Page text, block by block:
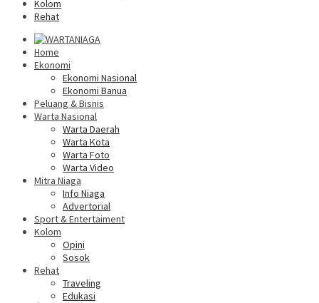
Kolom
Rehat
Home
Ekonomi
Ekonomi Nasional
Ekonomi Banua
Peluang & Bisnis
Warta Nasional
Warta Daerah
Warta Kota
Warta Foto
Warta Video
Mitra Niaga
Info Niaga
Advertorial
Sport & Entertaiment
Kolom
Opini
Sosok
Rehat
Traveling
Edukasi